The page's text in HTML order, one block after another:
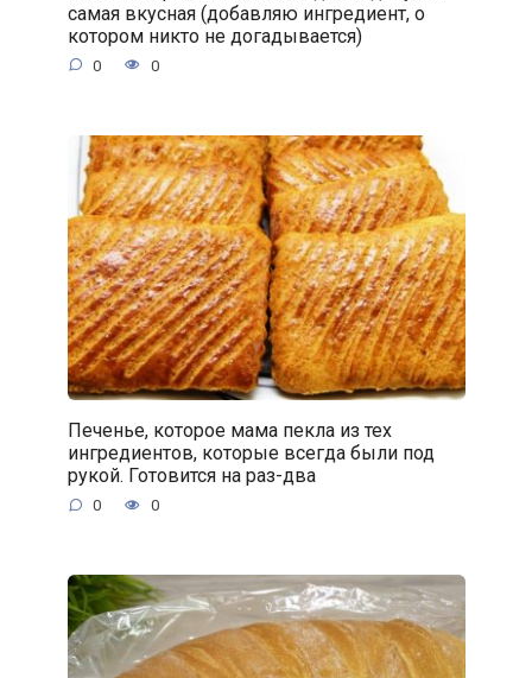
самая вкусная (добавляю ингредиент, о
котором никто не догадывается)
0 0
Печенье, которое мама пекла из тех
ингредиентов, которые всегда были под
рукой. Готовится на раз-два
0 0